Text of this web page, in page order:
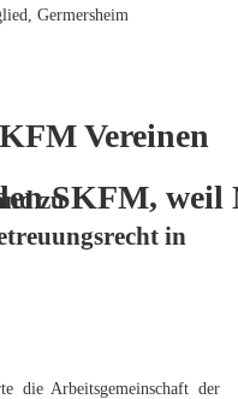
Germersheim
SKFM,
Vereinen
zu
in
die Arbeitsgemeinschaft der